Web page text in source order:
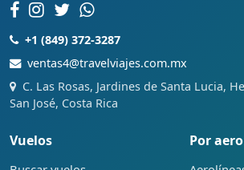
+1 (849) 372-3287
ventas4@travelviajes.com.mx
C. Las Rosas, Jardines de Santa Lucia,
San José, Costa Rica
Vuelos Por